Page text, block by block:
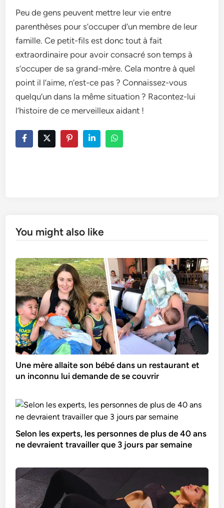
Peu de gens peuvent mettre leur vie entre
parenthèses pour s’occuper d’un membre de leur
famille. Ce petit-fils est donc tout à fait
extraordinaire pour avoir consacré son temps à
s’occuper de sa grand-mère. Cela montre à quel
point il l’aime, n’est-ce pas ? Connaissez-vous
quelqu’un dans la même situation ? Racontez-lui
l’histoire de ce merveilleux aidant !
You might also like
Une mère allaite son bébé dans un restaurant et
un inconnu lui demande de se couvrir
Selon les experts, les personnes de plus de 40 ans
ne devraient travailler que 3 jours par semaine